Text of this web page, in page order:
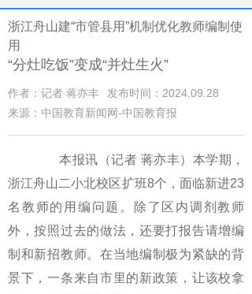
浙江舟山建“市管县用”机制优化教师编制使
用
“分灶吃饭”变成“并灶生火”
作者：记者 蒋亦丰
发布时间：2024.09.28
来源：中国教育新闻网-中国教育报
本报讯（记者 蒋亦丰）本学期，
浙江舟山二小北校区扩班8个，面临新进23
名教师的用编问题。除了区内调剂教师
外，按照过去的做法，还要打报告请增编
制和新招教师。在当地编制极为紧缺的背
景下，一条来自市里的新政策，让该校拿